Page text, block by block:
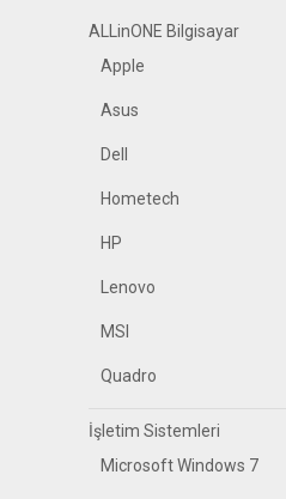
ALLinONE Bilgisayar
Apple
Asus
Dell
Hometech
HP
Lenovo
MSI
Quadro
İşletim Sistemleri
Microsoft Windows 7